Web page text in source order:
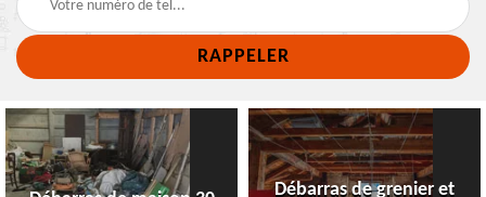
Débarras de grenier et